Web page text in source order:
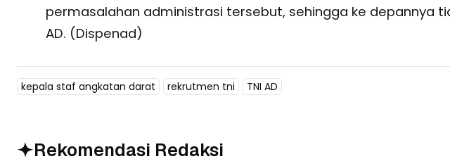
permasalahan administrasi tersebut, sehingga ke depannya
AD. (Dispenad)
kepala staf angkatan darat rekrutmen tni TNI AD
Rekomendasi Redaksi